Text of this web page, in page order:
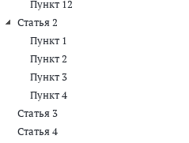
Пункт 12
Статья 2
Пункт 1
Пункт 2
Пункт 3
Пункт 4
Статья 3
Статья 4